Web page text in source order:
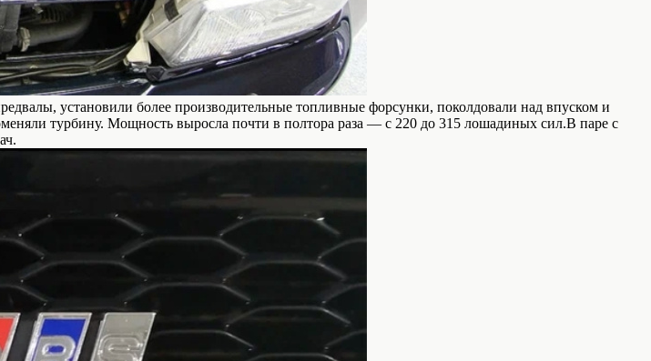
установили более производительные топливные форсунки, поколдовали над впуском и
турбину. Мощность выросла почти в полтора раза — с 220 до 315 лошадиных сил.В паре с